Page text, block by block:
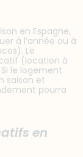
en Espagne,
à l’année ou à
Le
(location à
le logement
saison et
pourra
en